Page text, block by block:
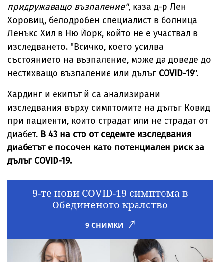
придружаващо възпаление", каза д-р Лен
Хоровиц, белодробен специалист в болница
Ленъкс Хил в Ню Йорк, който не е участвал в
изследването. "Всичко, което усилва
състоянието на възпаление, може да доведе до
нестихващо възпаление или дълъг COVID-19".
Хардинг и екипът й са анализирани
изследвания върху симптомите на дълъг Ковид
при пациенти, които страдат или не страдат от
диабет. В 43 на сто от седемте изследвания
диабетът е посочен като потенциален риск за
дълъг COVID-19.
9-те нови COVID-19 симптома в
Обединеното кралство
9 СНИМКИ